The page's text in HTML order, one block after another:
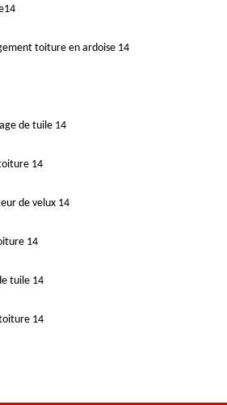
toiture en ardoise 14
de tuile 14
14
de velux 14
14
tuile 14
14